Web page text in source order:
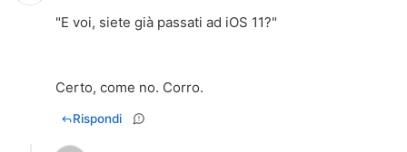
"E voi, siete già passati ad iOS 11?"
Certo, come no. Corro.
Rispondi